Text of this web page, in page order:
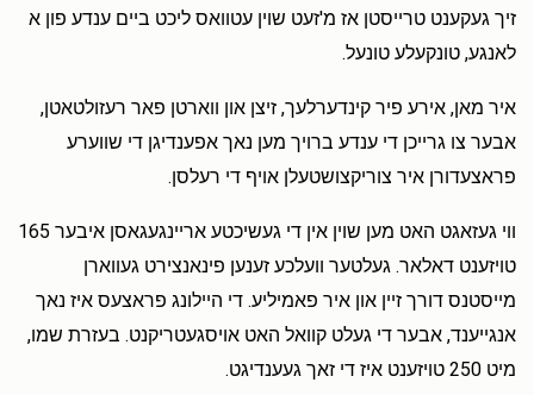
זיך געקענט טרייסטן אז מ'זעט שוין עטוואס ליכט ביים ענדע פון א
לאנגע, טונקעלע טונעל.
איר מאן, אירע פיר קינדערלעך, זיצן און ווארטן פאר רעזולטאטן,
אבער צו גרייכן די ענדע ברויך מען נאך אפענדיגן די שווערע
פראצעדורן איר צוריקצושטעלן אויף די רעלסן.
ווי געזאגט האט מען שוין אין די געשיכטע אריינגעגאסן איבער 165
טויזענט דאלאר. געלטער וועלכע זענען פינאנצירט געווארן
מייסטנס דורך זיין און איר פאמיליע. די היילונג פראצעס איז נאך
אנגייענד, אבער די געלט קוואל האט אויסגעטריקנט. בעזרת שמו,
מיט 250 טויזענט איז די זאך געענדיגט.